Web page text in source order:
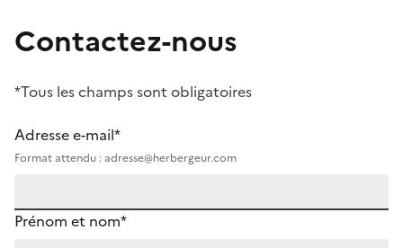
Contactez-nous
*Tous les champs sont obligatoires
Adresse e-mail*
Format attendu : adresse@herbergeur.com
Prénom et nom*